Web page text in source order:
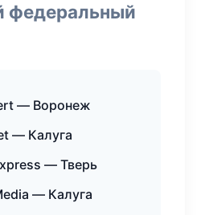
федеральный
— Воронеж
— Калуга
— Тверь
— Калуга